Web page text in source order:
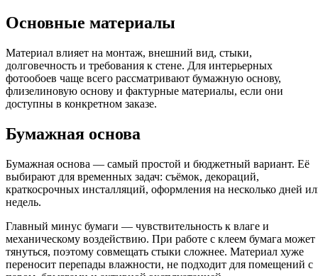
Основные материалы
Материал влияет на монтаж, внешний вид, стыки,
долговечность и требования к стене. Для интерьерных
фотообоев чаще всего рассматривают бумажную основу,
флизелиновую основу и фактурные материалы, если они
доступны в конкретном заказе.
Бумажная основа
Бумажная основа — самый простой и бюджетный вариант. Её
выбирают для временных задач: съёмок, декораций,
краткосрочных инсталляций, оформления на несколько дней
недель.
Главный минус бумаги — чувствительность к влаге и
механическому воздействию. При работе с клеем бумага может
тянуться, поэтому совмещать стыки сложнее. Материал хуже
переносит перепады влажности, не подходит для помещений с